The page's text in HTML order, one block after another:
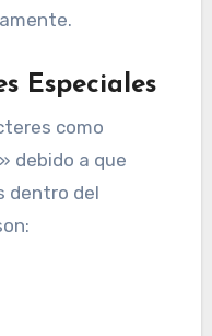
Especiales
como
debido a que
dentro del